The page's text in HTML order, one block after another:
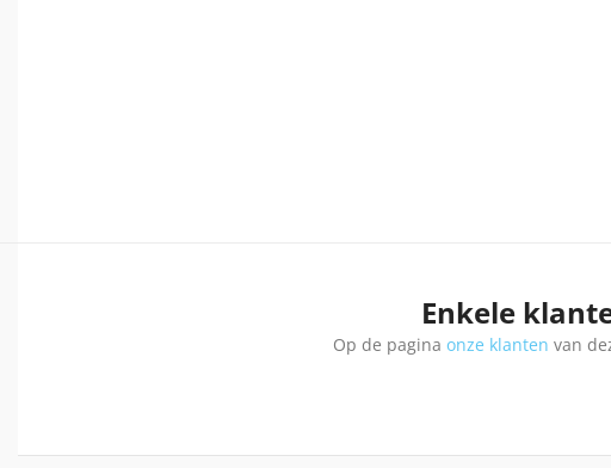
Enkele
Op de pagina onze klanten van